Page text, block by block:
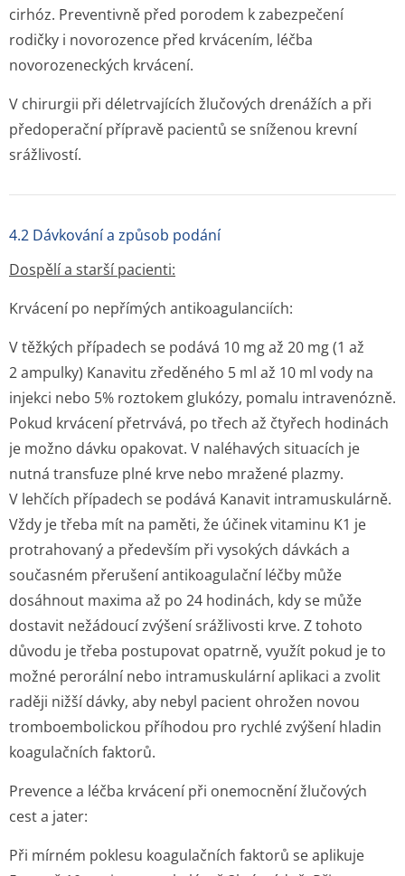
cirhóz. Preventivně před porodem k zabezpečení
rodičky i novorozence před krvácením, léčba
novorozeneckých krvácení.
V chirurgii při déletrvajících žlučových drenážích a při
předoperační přípravě pacientů se sníženou krevní
srážlivostí.
4.2 Dávkování a způsob podání
Dospělí a starší pacienti:
Krvácení po nepřímých antikoagulanciích:
V těžkých případech se podává 10 mg až 20 mg (1 až
2 ampulky) Kanavitu zředěného 5 ml až 10 ml vody na
injekci nebo 5% roztokem glukózy, pomalu intravenózně.
Pokud krvácení přetrvává, po třech až čtyřech hodinách
je možno dávku opakovat. V naléhavých situacích je
nutná transfuze plné krve nebo mražené plazmy.
V lehčích případech se podává Kanavit intramuskulárně.
Vždy je třeba mít na paměti, že účinek vitaminu K1 je
protrahovaný a především při vysokých dávkách a
současném přerušení antikoagulační léčby může
dosáhnout maxima až po 24 hodinách, kdy se může
dostavit nežádoucí zvýšení srážlivosti krve. Z tohoto
důvodu je třeba postupovat opatrně, využít pokud je to
možné perorální nebo intramuskulární aplikaci a zvolit
raději nižší dávky, aby nebyl pacient ohrožen novou
tromboembolickou příhodou pro rychlé zvýšení hladin
koagulačních faktorů.
Prevence a léčba krvácení při onemocnění žlučových
cest a jater:
Při mírném poklesu koagulačních faktorů se aplikuje